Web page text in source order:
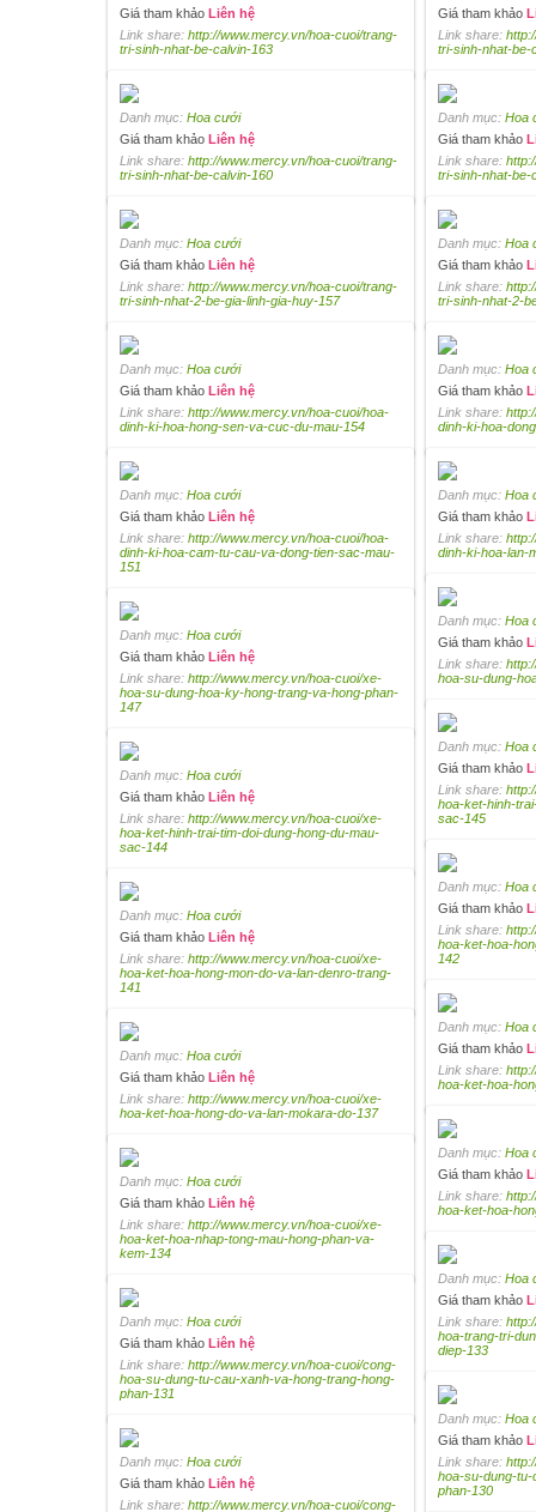
Giá tham khảo Liên hệ
Link share: http://www.mercy.vn/hoa-cuoi/trang-
tri-sinh-nhat-be-calvin-163
Giá tham khảo
Link share:
tri-sinh-nhat-be-
Danh mục: Hoa cưới
Giá tham khảo Liên hệ
Link share: http://www.mercy.vn/hoa-cuoi/trang-
tri-sinh-nhat-be-calvin-160
Danh mục: Hoa
Giá tham khảo
Link share:
tri-sinh-nhat-be-
Danh mục: Hoa cưới
Giá tham khảo Liên hệ
Link share: http://www.mercy.vn/hoa-cuoi/trang-
tri-sinh-nhat-2-be-gia-linh-gia-huy-157
Danh mục: Hoa
Giá tham khảo
Link share:
tri-sinh-nhat-2-
Danh mục: Hoa cưới
Giá tham khảo Liên hệ
Link share: http://www.mercy.vn/hoa-cuoi/hoa-
dinh-ki-hoa-hong-sen-va-cuc-du-mau-154
Danh mục: Hoa
Giá tham khảo
Link share:
dinh-ki-hoa-
Danh mục: Hoa cưới
Giá tham khảo Liên hệ
Link share: http://www.mercy.vn/hoa-cuoi/hoa-
dinh-ki-hoa-cam-tu-cau-va-dong-tien-sac-mau-
151
Danh mục: Hoa
Giá tham khảo
Link share:
dinh-ki-hoa-lan-
Danh mục: Hoa
Giá tham khảo
Link share:
hoa-su-dung-
Danh mục: Hoa cưới
Giá tham khảo Liên hệ
Link share: http://www.mercy.vn/hoa-cuoi/xe-
hoa-su-dung-hoa-ky-hong-trang-va-hong-phan-
147
Danh mục: Hoa
Giá tham khảo
Link share:
hoa-ket-hinh-
sac-145
Danh mục: Hoa cưới
Giá tham khảo Liên hệ
Link share: http://www.mercy.vn/hoa-cuoi/xe-
hoa-ket-hinh-trai-tim-doi-dung-hong-du-mau-
sac-144
Danh mục: Hoa
Giá tham khảo
Link share:
hoa-ket-hoa-
142
Danh mục: Hoa cưới
Giá tham khảo Liên hệ
Link share: http://www.mercy.vn/hoa-cuoi/xe-
hoa-ket-hoa-hong-mon-do-va-lan-denro-trang-
141
Danh mục: Hoa
Giá tham khảo
Link share:
hoa-ket-hoa-
Danh mục: Hoa cưới
Giá tham khảo Liên hệ
Link share: http://www.mercy.vn/hoa-cuoi/xe-
hoa-ket-hoa-hong-do-va-lan-mokara-do-137
Danh mục: Hoa
Giá tham khảo
Link share:
hoa-ket-hoa-
Danh mục: Hoa cưới
Giá tham khảo Liên hệ
Link share: http://www.mercy.vn/hoa-cuoi/xe-
hoa-ket-hoa-nhap-tong-mau-hong-phan-va-
kem-134
Danh mục: Hoa
Giá tham khảo
Link share:
hoa-trang-tri-
diep-133
Danh mục: Hoa cưới
Giá tham khảo Liên hệ
Link share: http://www.mercy.vn/hoa-cuoi/cong-
hoa-su-dung-tu-cau-xanh-va-hong-trang-hong-
phan-131
Danh mục: Hoa
Giá tham khảo
Link share:
hoa-su-dung-
phan-130
Danh mục: Hoa cưới
Giá tham khảo Liên hệ
Link share: http://www.mercy.vn/hoa-cuoi/cong-